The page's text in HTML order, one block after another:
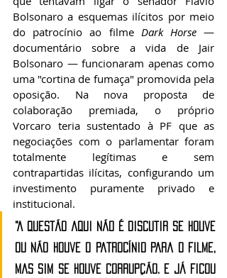
Bolsonaro a esquemas ilícitos por meio
do patrocínio ao filme Dark Horse —
documentário sobre a vida de Jair
Bolsonaro — funcionaram apenas como
uma "cortina de fumaça" promovida pela
oposição. Na nova proposta de
colaboração premiada, o próprio
Vorcaro teria sustentado à PF que as
negociações com o parlamentar foram
totalmente legítimas e sem
contrapartidas ilícitas, configurando um
investimento puramente privado e
institucional.
"A questão aqui não é discutir se houve
ou não houve o patrocínio para o filme,
mas sim se houve corrupção. E já ficou